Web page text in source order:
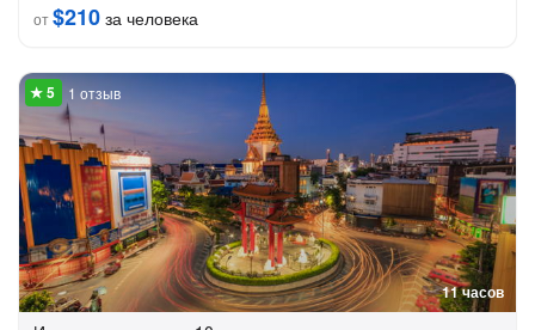
от$210 за человека
11 часов
1 отзыв